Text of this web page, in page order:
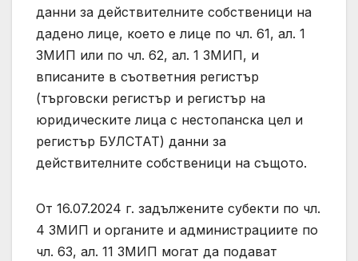
данни за действителните собственици на
дадено лице, което е лице по чл. 61, ал. 1
ЗМИП или по чл. 62, ал. 1 ЗМИП, и
вписаните в съответния регистър
(търговски регистър и регистър на
юридическите лица с нестопанска цел и
регистър БУЛСТАТ) данни за
действителните собственици на същото.
От 16.07.2024 г. задължените субекти по чл.
4 ЗМИП и органите и администрациите по
чл. 63, ал. 11 ЗМИП могат да подават